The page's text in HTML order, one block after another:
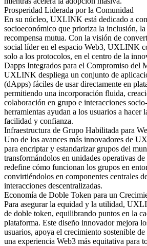
Prosperidad Liderada por la Comunidad
En su núcleo, UXLINK está dedicado a
socioeconómico que prioriza la inclusión,
recompensa mutua. Con la visión de
social líder en el espacio Web3, UXLINK
solo a los protocolos, en el centro de la
Dapps Integrados para el Compromiso del
UXLINK despliega un conjunto de
(dApps) fáciles de usar directamente en
permitiendo una incorporación fluida,
colaboración en grupo e interacciones
herramientas ayudan a los usuarios a hacer
facilidad y confianza.
Infraestructura de Grupo Habilitada para
Uno de los avances más innovadores de
para encriptar y estandarizar grupos del
transformándolos en unidades operativas
redefine cómo funcionan los grupos en
convirtiéndolos en componentes centrales
interacciones descentralizadas.
Economía de Doble Token para un
Para asegurar la equidad y la utilidad,
de doble token, equilibrando puntos en la
plataforma. Este diseño innovador mejora
usuarios, apoya el crecimiento sostenible
una experiencia Web3 más equitativa para